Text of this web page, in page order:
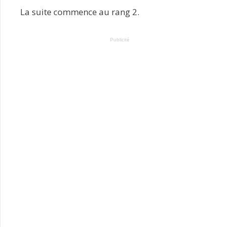
La suite commence au rang 2.
Publicité